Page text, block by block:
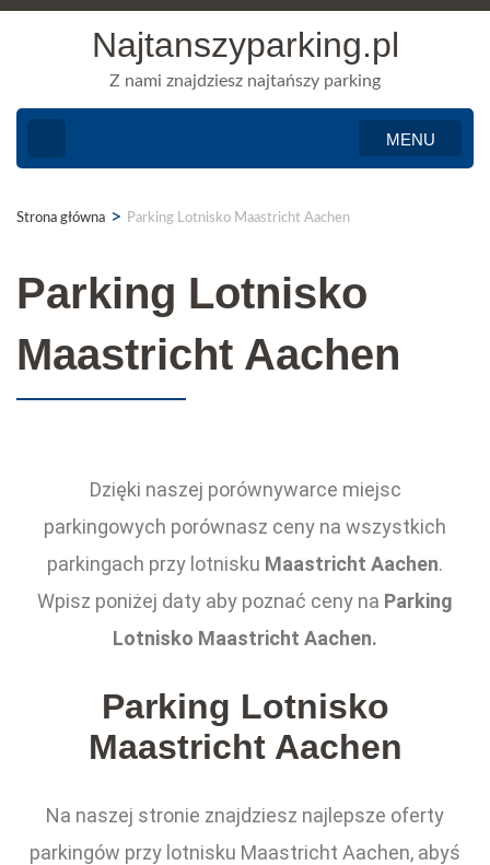
Najtanszyparking.pl
Z nami znajdziesz najtańszy parking
MENU
Strona główna > Parking Lotnisko Maastricht Aachen
Parking Lotnisko
Maastricht Aachen
Dzięki naszej porównywarce miejsc
parkingowych porównasz ceny na wszystkich
parkingach przy lotnisku Maastricht Aachen.
Wpisz poniżej daty aby poznać ceny na Parking
Lotnisko Maastricht Aachen.
Parking Lotnisko
Maastricht Aachen
Na naszej stronie znajdziesz najlepsze oferty
parkingów przy lotnisku Maastricht Aachen, abyś